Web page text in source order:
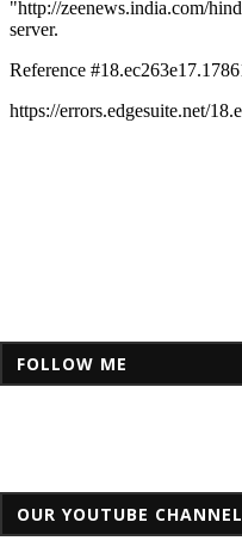
FOLLOW ME
OUR YOUTUBE CHANNEL